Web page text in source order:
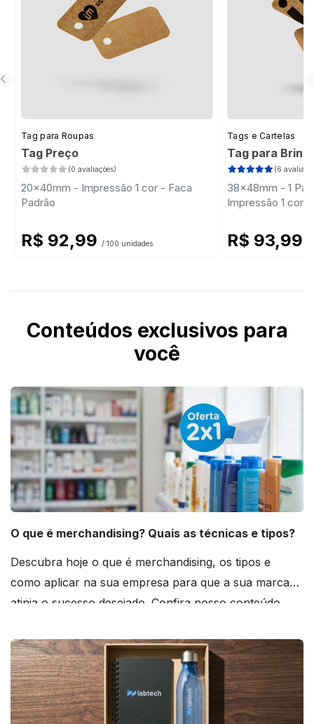
Tag para Roupas
Tag Preço
(0 avaliações)
20x40mm - Impressão 1 cor - Faca
Padrão
R$ 92,99 / 100 unidades
Tags e Cartelas
Tag para
(6
38x48mm - 1
Impressão 1 cor
R$ 93,99
Conteúdos exclusivos para
você
O que é merchandising? Quais as técnicas e tipos?
Descubra hoje o que é merchandising, os tipos e
como aplicar na sua empresa para que a sua marca
atinja o sucesso desejado. Confira nosso conteúdo